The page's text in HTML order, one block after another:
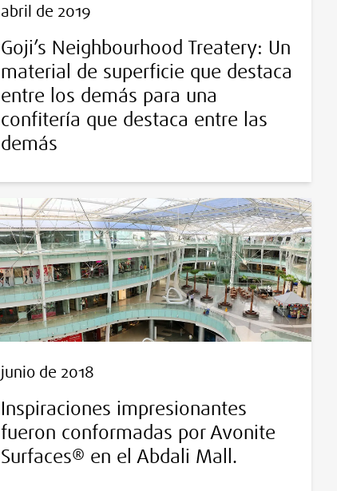
abril de 2019
Goji’s Neighbourhood Treatery: Un
material de superficie que destaca
entre los demás para una
confitería que destaca entre las
demás
junio de 2018
Inspiraciones impresionantes
fueron conformadas por Avonite
Surfaces® en el Abdali Mall.